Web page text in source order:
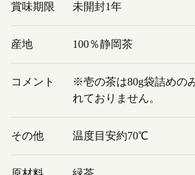
賞味期限 未開封1年
産地 100％静岡茶
コメント
※壱の茶は80g袋詰めの
れておりません。
その他 温度目安約70℃